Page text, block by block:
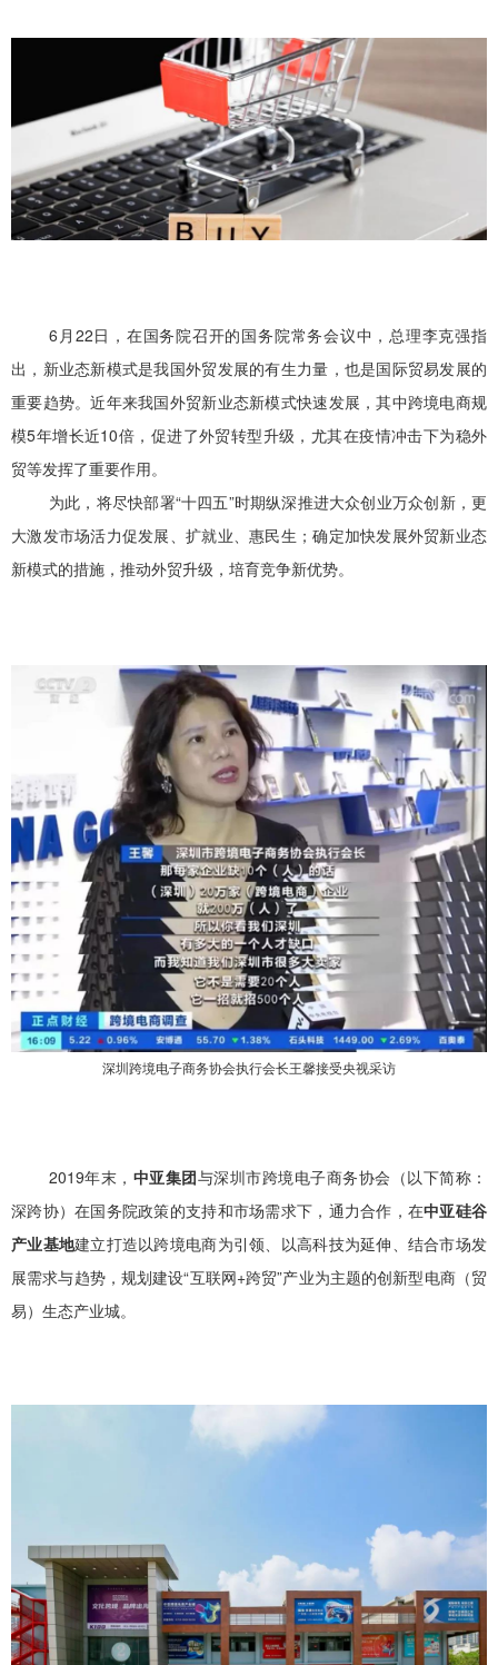
6月22日，在国务院召开的国务院常务会议中，总理李克强指
出，新业态新模式是我国外贸发展的有生力量，也是国际贸易发展的
重要趋势。近年来我国外贸新业态新模式快速发展，其中跨境电商规
模5年增长近10倍，促进了外贸转型升级，尤其在疫情冲击下为稳外
贸等发挥了重要作用。
为此，将尽快部署“十四五”时期纵深推进大众创业万众创新，更
大激发市场活力促发展、扩就业、惠民生；确定加快发展外贸新业态
新模式的措施，推动外贸升级，培育竞争新优势。
深圳跨境电子商务协会执行会长王馨接受央视采访
2019年末， 中亚集团与深圳市跨境电子商务协会（以下简称：
深跨协）在国务院政策的支持和市场需求下，通力合作，在中亚硅谷
产业基地建立打造以跨境电商为引领、以高科技为延伸、结合市场发
展需求与趋势，规划建设“互联网+跨贸”产业为主题的创新型电商（贸
易）生态产业城。